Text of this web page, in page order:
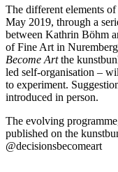
The different elements
May 2019, through a
between Kathrin Böhm
of Fine Art in
Become Artthe
led self-organisation –
to experiment.
introduced in person.
The evolving
published on the
@decisionsbecomeart